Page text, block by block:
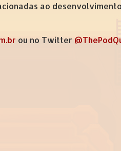
ao
ou no Twitter